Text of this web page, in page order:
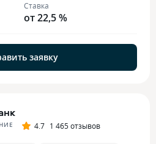
Ставка
от 22,5 %
заявку
4.7 1 465 отзывов